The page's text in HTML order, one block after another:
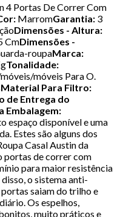
4 Portas De Correr Com
MarromGarantia: 3
Dimensões - Altura:
CmDimensões -
roupaMarca:
Tonalidade:
móveis Para O.
Material Para Filtro:
de Entrega do
Embalagem:
espaço disponível e uma
Estes são alguns dos
Casal Austin da
portas de correr com
para maior resistência
o sistema anti-
saiam do trilho e
Os espelhos,
muito práticos e